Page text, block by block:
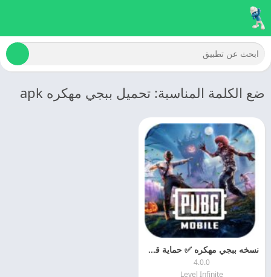
ضع الكلمة المناسبة: تحميل ببجي مهكره apk
نسخه ببجي مهكره ✅ حماية قويه من ١٠ سنوات ✅ مميزات نسخه 🔥👇🏻 – للاندرويد مجانا
4.0.0
Level Infinite